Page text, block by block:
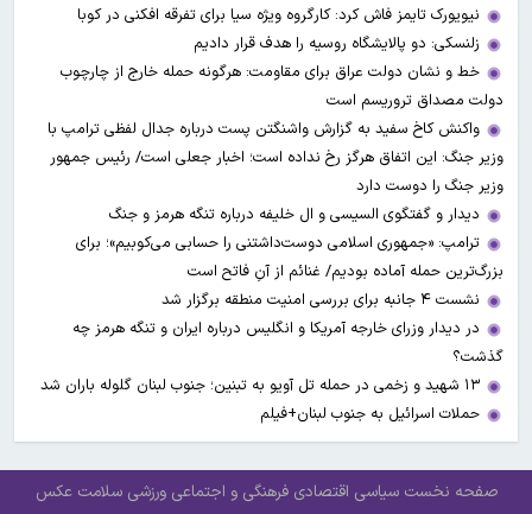
نیویورک تایمز فاش کرد: کارگروه ویژه سیا برای تفرقه افکنی در کوبا
زلنسکی: دو پالایشگاه روسیه را هدف قرار دادیم
خط و نشان دولت عراق برای مقاومت: هرگونه حمله خارج از چارچوب
دولت مصداق تروریسم است
واکنش کاخ سفید به گزارش واشنگتن پست درباره جدال لفظی ترامپ با
وزیر جنگ: این اتفاق هرگز رخ نداده است؛ اخبار جعلی است/ رئیس جمهور
وزیر جنگ را دوست دارد
دیدار و گفتگوی السیسی و ال خلیفه درباره تنگه هرمز و جنگ
ترامپ: «جمهوری اسلامی دوست‌داشتنی را حسابی می‌کوبیم»؛ برای
بزرگ‌ترین حمله آماده بودیم/ غنائم از آنِ فاتح است
نشست ۴ جانبه برای بررسی امنیت منطقه برگزار شد
در دیدار وزرای خارجه آمریکا و انگلیس درباره ایران و تنگه هرمز چه
گذشت؟
۱۳ شهید و زخمی در حمله تل آویو به تبنین؛ جنوب لبنان گلوله باران شد
حملات اسرائیل به جنوب لبنان+فیلم
صفحه نخست سیاسی اقتصادی فرهنگی و اجتماعی ورزشی سلامت عکس